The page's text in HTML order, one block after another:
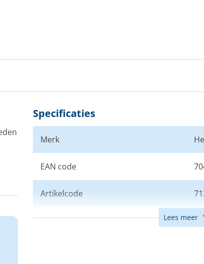
Specificaties
Merk
EAN code
Artikelcode
Maat XS
Lees meer